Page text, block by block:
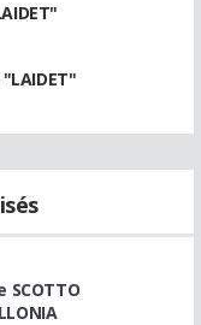
SCOTTO